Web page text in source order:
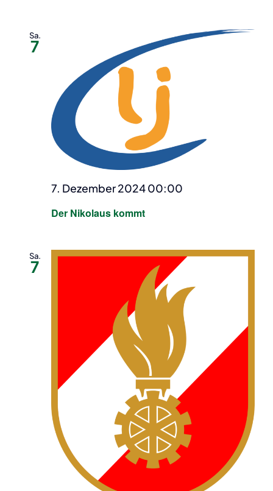
Sa.
7
Der Nikolaus kommt
7. Dezember 2024 00:00
Sa.
7